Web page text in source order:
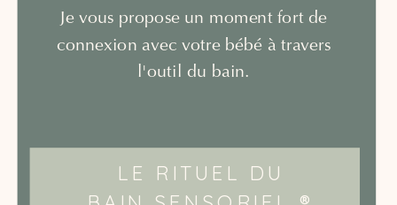
Je vous propose un moment fort de
connexion avec votre bébé à travers
l'outil du bain.
LE RITUEL DU